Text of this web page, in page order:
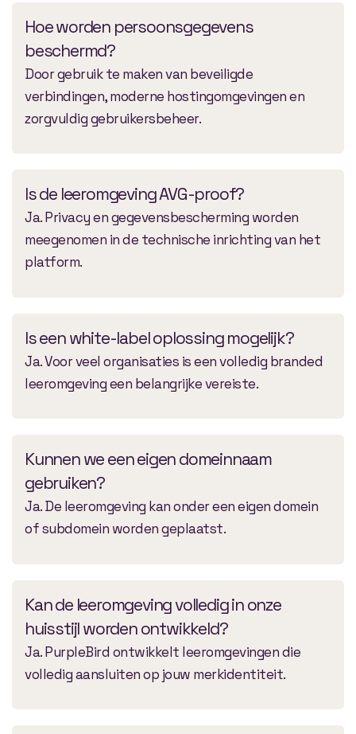
Hoe worden persoonsgegevens
beschermd?
Door gebruik te maken van beveiligde
verbindingen, moderne hostingomgevingen en
zorgvuldig gebruikersbeheer.
Is de leeromgeving AVG-proof?
Ja. Privacy en gegevensbescherming worden
meegenomen in de technische inrichting van het
platform.
Is een white-label oplossing mogelijk?
Ja. Voor veel organisaties is een volledig branded
leeromgeving een belangrijke vereiste.
Kunnen we een eigen domeinnaam
gebruiken?
Ja. De leeromgeving kan onder een eigen domein
of subdomein worden geplaatst.
Kan de leeromgeving volledig in onze
huisstijl worden ontwikkeld?
Ja. PurpleBird ontwikkelt leeromgevingen die
volledig aansluiten op jouw merkidentiteit.